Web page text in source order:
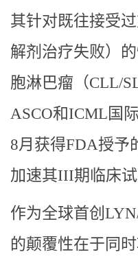
其针对既往接受
解剂治疗失败）
胞淋巴瘤（CLL/
ASCO和ICML国
8月获得FDA授予
加速其III期临床试
作为全球首创
的颠覆性在于同